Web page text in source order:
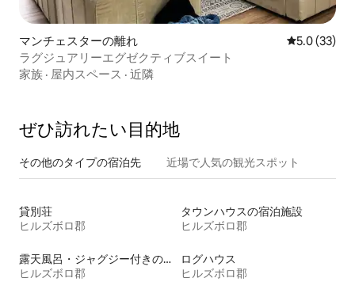
マンチェスターの離れ レビュー33
5.0 (33)
ラグジュアリーエグゼクティブスイート
家族 · 屋内スペース · 近隣
ぜひ訪⁠れ⁠た⁠い目⁠的⁠地
その他のタ⁠イ⁠プ⁠の宿⁠泊⁠先 近場で人気の観光スポット
貸別荘
ヒルズボロ郡
タウンハウスの宿泊施設
ヒルズボロ郡
露天風呂・ジャグジー付きの宿泊施設
ヒルズボロ郡
ログハウス
ヒルズボロ郡